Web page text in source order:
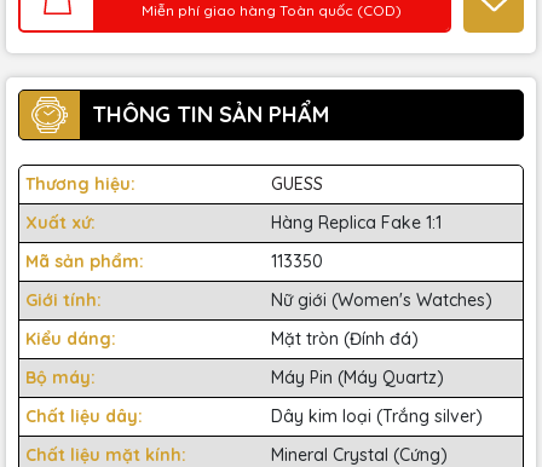
Miễn phí giao hàng Toàn quốc (COD)
THÔNG TIN SẢN PHẨM
Thương hiệu:
GUESS
Xuất xứ:
Hàng Replica Fake 1:1
Mã sản phẩm:
113350
Giới tính:
Nữ giới (Women's Watches)
Kiểu dáng:
Mặt tròn (Đính đá)
Bộ máy:
Máy Pin (Máy Quartz)
Chất liệu dây:
Dây kim loại (Trắng silver)
Chất liệu mặt kính:
Mineral Crystal (Cứng)